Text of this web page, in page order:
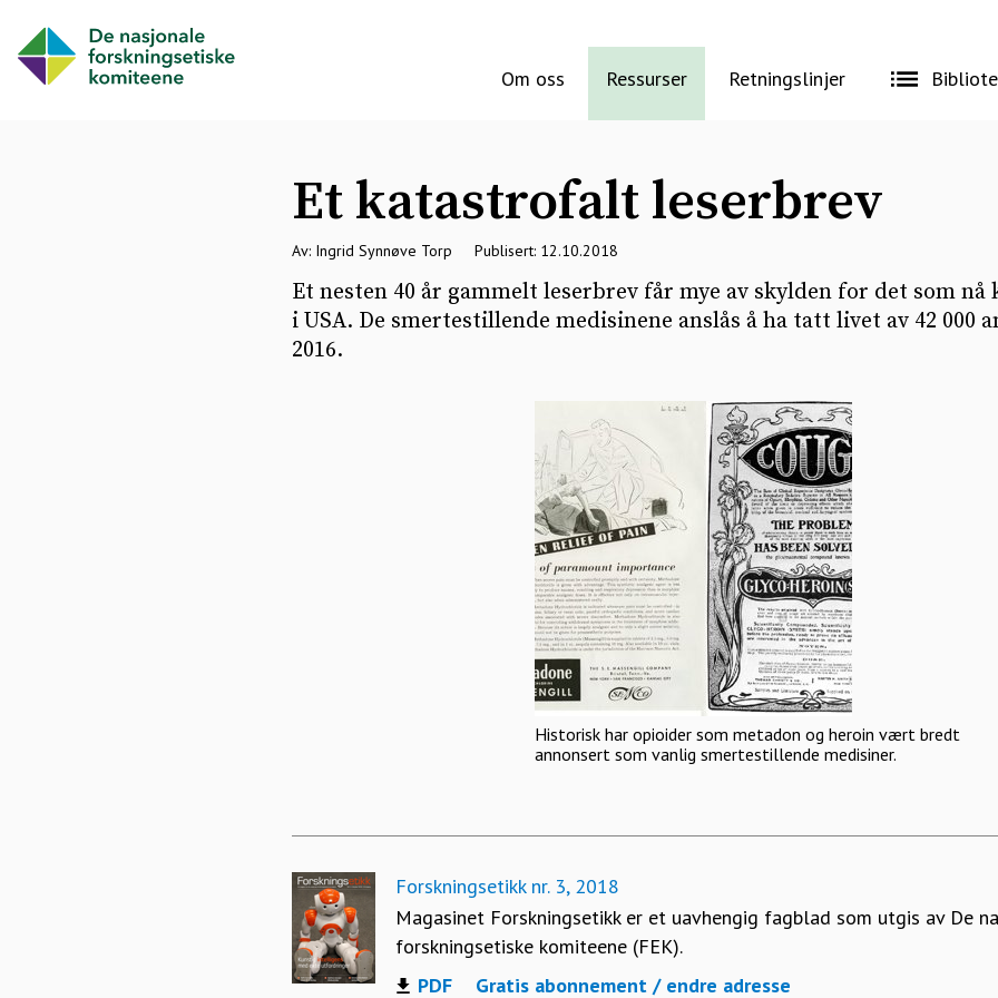
Om oss Ressurser Retningslinjer
Et katastrofalt leserbrev
Av: Ingrid Synnøve Torp Publisert: 12.10.2018
Et nesten 40 år gammelt leserbrev får mye av skylden for det som nå
i USA. De smertestillende medisinene anslås å ha tatt livet av 42 000
2016.
Historisk har opioider som metadon og heroin vært bredt
annonsert som vanlig smertestillende medisiner.
Forskningsetikk nr. 3, 2018
Magasinet Forskningsetikk er et uavhengig fagblad som utgis av De
forskningsetiske komiteene (FEK).
PDF
Gratis abonnement / endre adresse